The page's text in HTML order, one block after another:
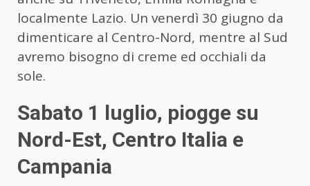
localmente Lazio. Un venerdì 30 giugno da
dimenticare al Centro-Nord, mentre al Sud
avremo bisogno di creme ed occhiali da
sole.
Sabato 1 luglio, piogge su
Nord-Est, Centro Italia e
Campania